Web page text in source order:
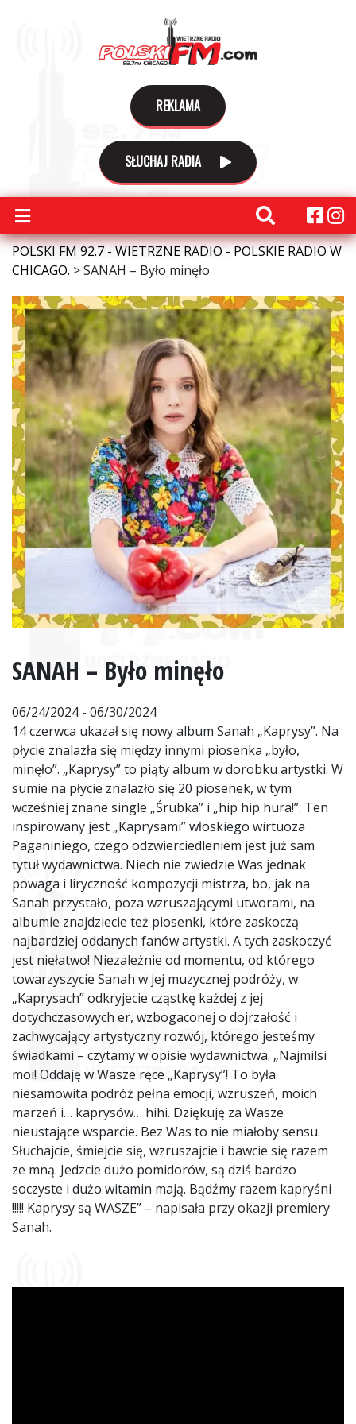
REKLAMA
SŁUCHAJ RADIA
POLSKI FM 92.7 - WIETRZNE RADIO - POLSKIE RADIO W
CHICAGO. >SANAH – Było minęło
SANAH – Było minęło
06/24/2024 - 06/30/2024
14 czerwca ukazał się nowy album Sanah „Kaprysy”. Na
płycie znalazła się między innymi piosenka „było,
minęło”. „Kaprysy” to piąty album w dorobku artystki. W
sumie na płycie znalazło się 20 piosenek, w tym
wcześniej znane single „Śrubka” i „hip hip hura!”. Ten
inspirowany jest „Kaprysami” włoskiego wirtuoza
Paganiniego, czego odzwierciedleniem jest już sam
tytuł wydawnictwa. Niech nie zwiedzie Was jednak
powaga i liryczność kompozycji mistrza, bo, jak na
Sanah przystało, poza wzruszającymi utworami, na
albumie znajdziecie też piosenki, które zaskoczą
najbardziej oddanych fanów artystki. A tych zaskoczyć
jest niełatwo! Niezależnie od momentu, od którego
towarzyszycie Sanah w jej muzycznej podróży, w
„Kaprysach” odkryjecie cząstkę każdej z jej
dotychczasowych er, wzbogaconej o dojrzałość i
zachwycający artystyczny rozwój, którego jesteśmy
świadkami – czytamy w opisie wydawnictwa. „Najmilsi
moi! Oddaję w Wasze ręce „Kaprysy”! To była
niesamowita podróż pełna emocji, wzruszeń, moich
marzeń i… kaprysów… hihi. Dziękuję za Wasze
nieustające wsparcie. Bez Was to nie miałoby sensu.
Słuchajcie, śmiejcie się, wzruszajcie i bawcie się razem
ze mną. Jedzcie dużo pomidorów, są dziś bardzo
soczyste i dużo witamin mają. Bądźmy razem kapryśni
!!!!! Kaprysy są WASZE” – napisała przy okazji premiery
Sanah.